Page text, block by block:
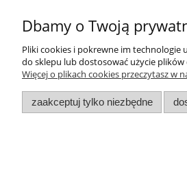
Dbamy o Twoją
Pliki cookies i pokrewne im technologie
do sklepu lub dostosować użycie
Więcej o plikach cookies przeczytasz w
zaakceptuj tylko niezbędne